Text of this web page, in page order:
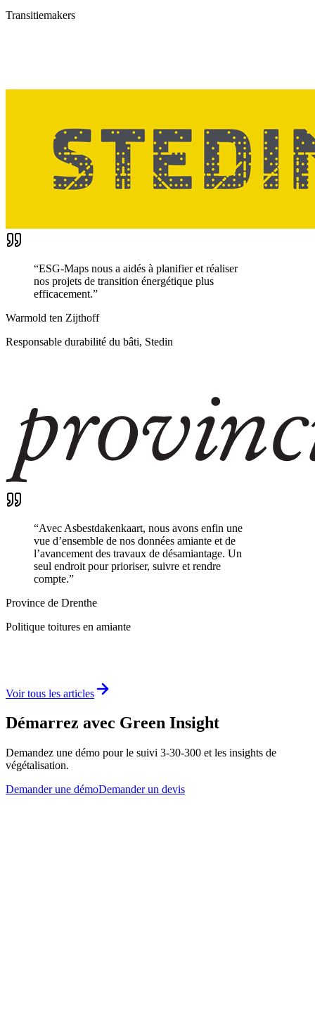
Transitiemakers
“ESG-Maps nous a aidés à planifier et réaliser
nos projets de transition énergétique plus
efficacement.”
Warmold ten Zijthoff
Responsable durabilité du bâti, Stedin
“Avec Asbestdakenkaart, nous avons enfin une
vue d’ensemble de nos données amiante et de
l’avancement des travaux de désamiantage. Un
seul endroit pour prioriser, suivre et rendre
compte.”
Province de Drenthe
Politique toitures en amiante
Voir tous les articles
Démarrez avec Green Insight
Demandez une démo pour le suivi 3-30-300 et les insights de
végétalisation.
Demander une démoDemander un devis